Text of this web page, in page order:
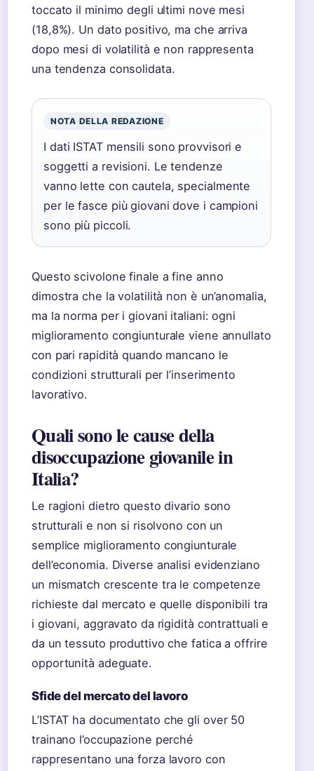
toccato il minimo degli ultimi nove mesi
(18,8%). Un dato positivo, ma che arriva
dopo mesi di volatilità e non rappresenta
una tendenza consolidata.
NOTA DELLA REDAZIONE
I dati ISTAT mensili sono provvisori e
soggetti a revisioni. Le tendenze
vanno lette con cautela, specialmente
per le fasce più giovani dove i campioni
sono più piccoli.
Questo scivolone finale a fine anno
dimostra che la volatilità non è un’anomalia,
ma la norma per i giovani italiani: ogni
miglioramento congiunturale viene annullato
con pari rapidità quando mancano le
condizioni strutturali per l’inserimento
lavorativo.
Quali sono le cause della
disoccupazione giovanile in
Italia?
Le ragioni dietro questo divario sono
strutturali e non si risolvono con un
semplice miglioramento congiunturale
dell’economia. Diverse analisi evidenziano
un mismatch crescente tra le competenze
richieste dal mercato e quelle disponibili tra
i giovani, aggravato da rigidità contrattuali e
da un tessuto produttivo che fatica a offrire
opportunità adeguate.
Sfide del mercato del lavoro
L’ISTAT ha documentato che gli over 50
trainano l’occupazione perché
rappresentano una forza lavoro con